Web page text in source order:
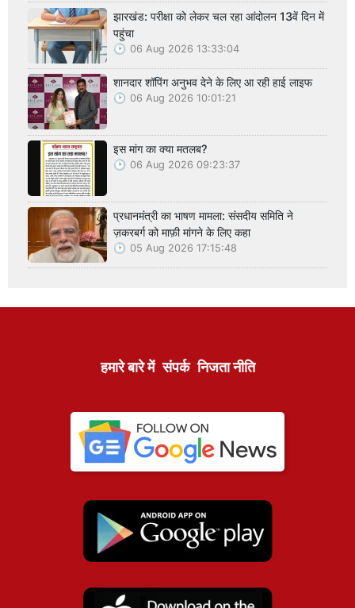
झारखंड: परीक्षा को लेकर चल रहा आंदोलन 13वें दिन में
पहुंचा
06 Aug 2026 13:33:04
शानदार शॉपिंग अनुभव देने के लिए आ रही हाई लाइफ
06 Aug 2026 10:01:21
इस मांग का क्या मतलब?
06 Aug 2026 09:23:37
प्रधानमंत्री का भाषण मामला: संसदीय समिति ने
ज़करबर्ग को माफ़ी मांगने के लिए कहा
05 Aug 2026 17:15:48
हमारे बारे में संपर्क निजता नीति